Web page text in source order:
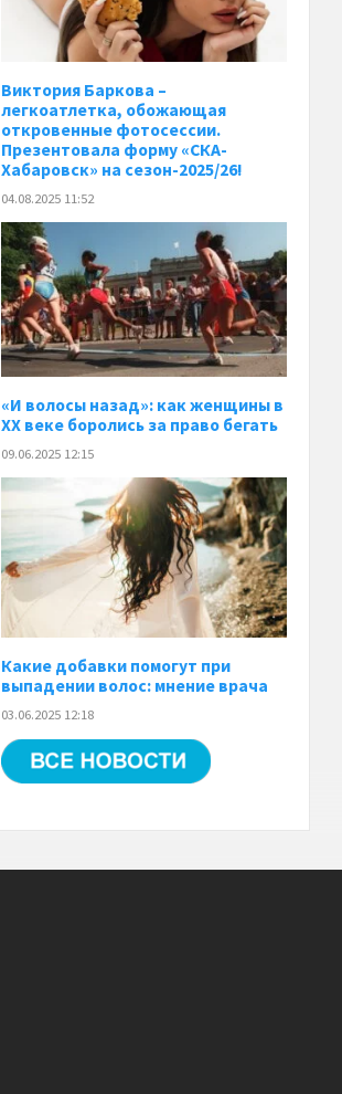
Виктория Баркова –
легкоатлетка, обожающая
откровенные фотосессии.
Презентовала форму «СКА-
Хабаровск» на сезон-2025/26!
04.08.2025 11:52
«И волосы назад»: как женщины в
XX веке боролись за право бегать
09.06.2025 12:15
Какие добавки помогут при
выпадении волос: мнение врача
03.06.2025 12:18